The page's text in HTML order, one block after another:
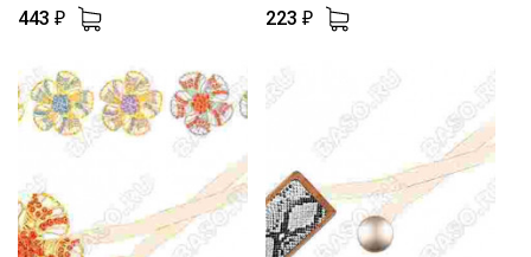
443 ₽ 223 ₽